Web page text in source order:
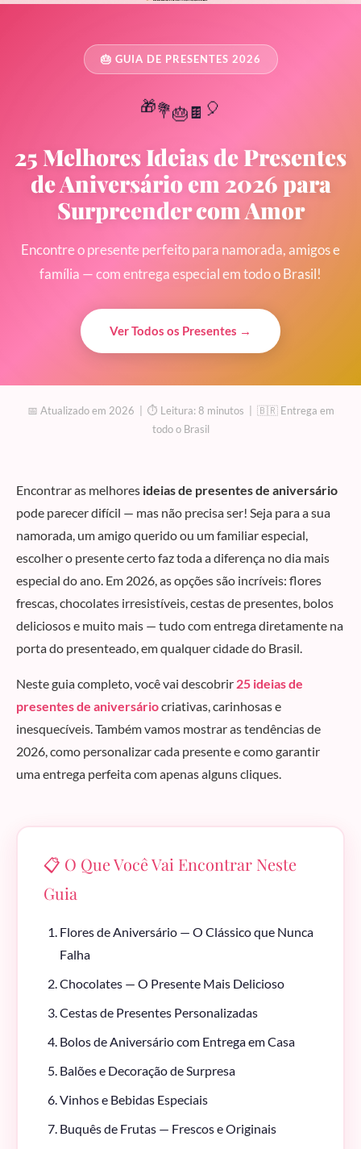
🎂 GUIA DE PRESENTES 2026
🎁💐🎂🍫 🎈
25 Melhores Ideias de Presentes
de Aniversário em 2026 para
Surpreender com Amor
Encontre o presente perfeito para namorada, amigos e
família — com entrega especial em todo o Brasil!
Ver Todos os Presentes →
📅 Atualizado em 2026 | ⏱ Leitura: 8 minutos | 🇧🇷 Entrega em
todo o Brasil
Encontrar as melhores ideias de presentes de aniversário
pode parecer difícil — mas não precisa ser! Seja para a sua
namorada, um amigo querido ou um familiar especial,
escolher o presente certo faz toda a diferença no dia mais
especial do ano. Em 2026, as opções são incríveis: flores
frescas, chocolates irresistíveis, cestas de presentes, bolos
deliciosos e muito mais — tudo com entrega diretamente na
porta do presenteado, em qualquer cidade do Brasil.
Neste guia completo, você vai descobrir 25 ideias de
presentes de aniversáriocriativas, carinhosas e
inesquecíveis. Também vamos mostrar as tendências de
2026, como personalizar cada presente e como garantir
uma entrega perfeita com apenas alguns cliques.
📋 O Que Você Vai Encontrar Neste
Guia
Flores de Aniversário — O Clássico que Nunca
Falha
Chocolates — O Presente Mais Delicioso
Cestas de Presentes Personalizadas
Bolos de Aniversário com Entrega em Casa
Balões e Decoração de Surpresa
Vinhos e Bebidas Especiais
Buquês de Frutas — Frescos e Originais